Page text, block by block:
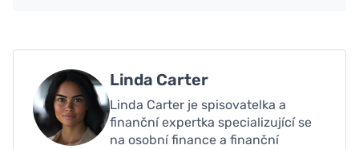
Linda Carter
Linda Carter je spisovatelka a
finanční expertka specializující se
na osobní finance a finanční